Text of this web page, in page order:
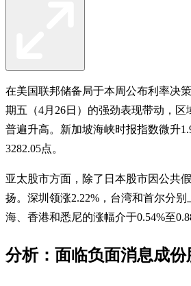
在美国联邦储备局于本周公布利率决
期五（4月26日）的强劲表现带动，区
普遍升高。新加坡海峡时报指数微升
3282.05点。
亚太股市方面，除了日本股市因公共
扬。深圳领涨2.22%，台湾和首尔分别
海、香港和悉尼的涨幅介于0.54%至
分析：面临负面消息成